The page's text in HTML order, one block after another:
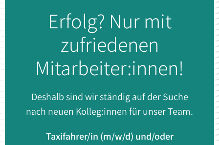
Erfolg? Nur mit
zufriedenen
Mitarbeiter:innen!
Deshalb sind wir ständig auf der Suche
nach neuen Kolleg:innen für unser Team.
Taxifahrer/in (m/w/d) und/oder